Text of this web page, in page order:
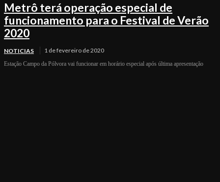
Metrô terá operação especial de
funcionamento para o Festival de Verão
2020
NOTICIAS 1 de fevereiro de 2020
Estação Campo da Pólvora vai funcionar em horário especial após última apresentação